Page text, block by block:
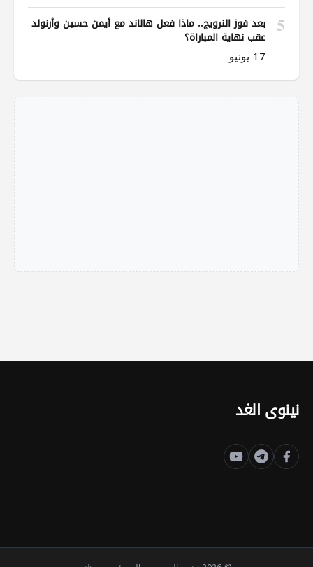
5 بعد فوز النرويج.. ماذا فعل هالاند مع أيمن حسين وأرنولد
عقب نهاية المباراة؟
17 يونيو
نينوى الغد